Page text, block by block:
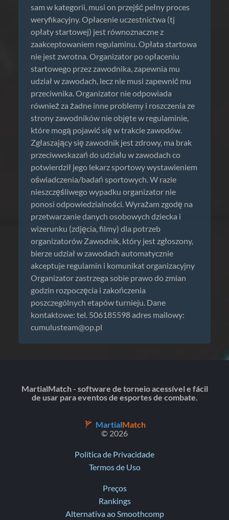
sam w kategorii, musi on przejść pełny proces
weryfikacyjny. Opłacenie uczestnictwa (tj
opłaty startowej) jest równoznaczne z
zaakceptowaniem regulaminu. Opłata startowa
nie jest zwrotna. Organizator po opłaceniu
startowego przez zawodnika, zapewnia mu
udział w zawodach, lecz nie musi zapewnić mu
przeciwnika. Organizator nie odpowiada
również za żadne inne problemy i roszczenia ze
strony zawodników nie objęte w regulaminie,
które mogą pojawić się w trakcie zawodów.
Zgłaszający się zawodnik jest zdrowy, ma brak
przeciwwskazań do udziału w zawodach co
potwierdził jego lekarz sportowy wystawieniem
oświadczenia/badań sportowych. W razie
nieszczęśliwego wypadku organizator nie
ponosi odpowiedzialności. Wyrażam zgodę na
przetwarzanie danych osobowych dziecka i
wizerunku (zdjęcia, filmy) dla potrzeb
organizatorów Zawodnik, który jest zgłoszony,
bierze udział w zawodach automatycznie
akceptuje regulamin i komunikat organizacyjny
Organizator zastrzega sobie prawo do zmian
godzin rozpoczęcia i zakończenia
poszczególnych etapów turnieju. Dane
kontaktowe: tel. 506185598 adres mailowy:
cumulusteam@op.pl
MartialMatch - software de torneio acessível e fácil
de usar para eventos de esportes de combate.
MartialMatch
© 2026
Política de Privacidade
Termos de Uso
Preços
Rankings
Alternativa ao Smoothcomp